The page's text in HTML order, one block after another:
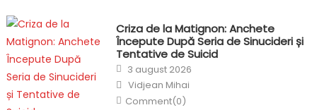
Criza de la Matignon: Anchete
Începute După Seria de Sinucideri și
Tentative de Suicid
Posted
on
3 august 2026
Author
Vidjean Mihai
Comment(0)